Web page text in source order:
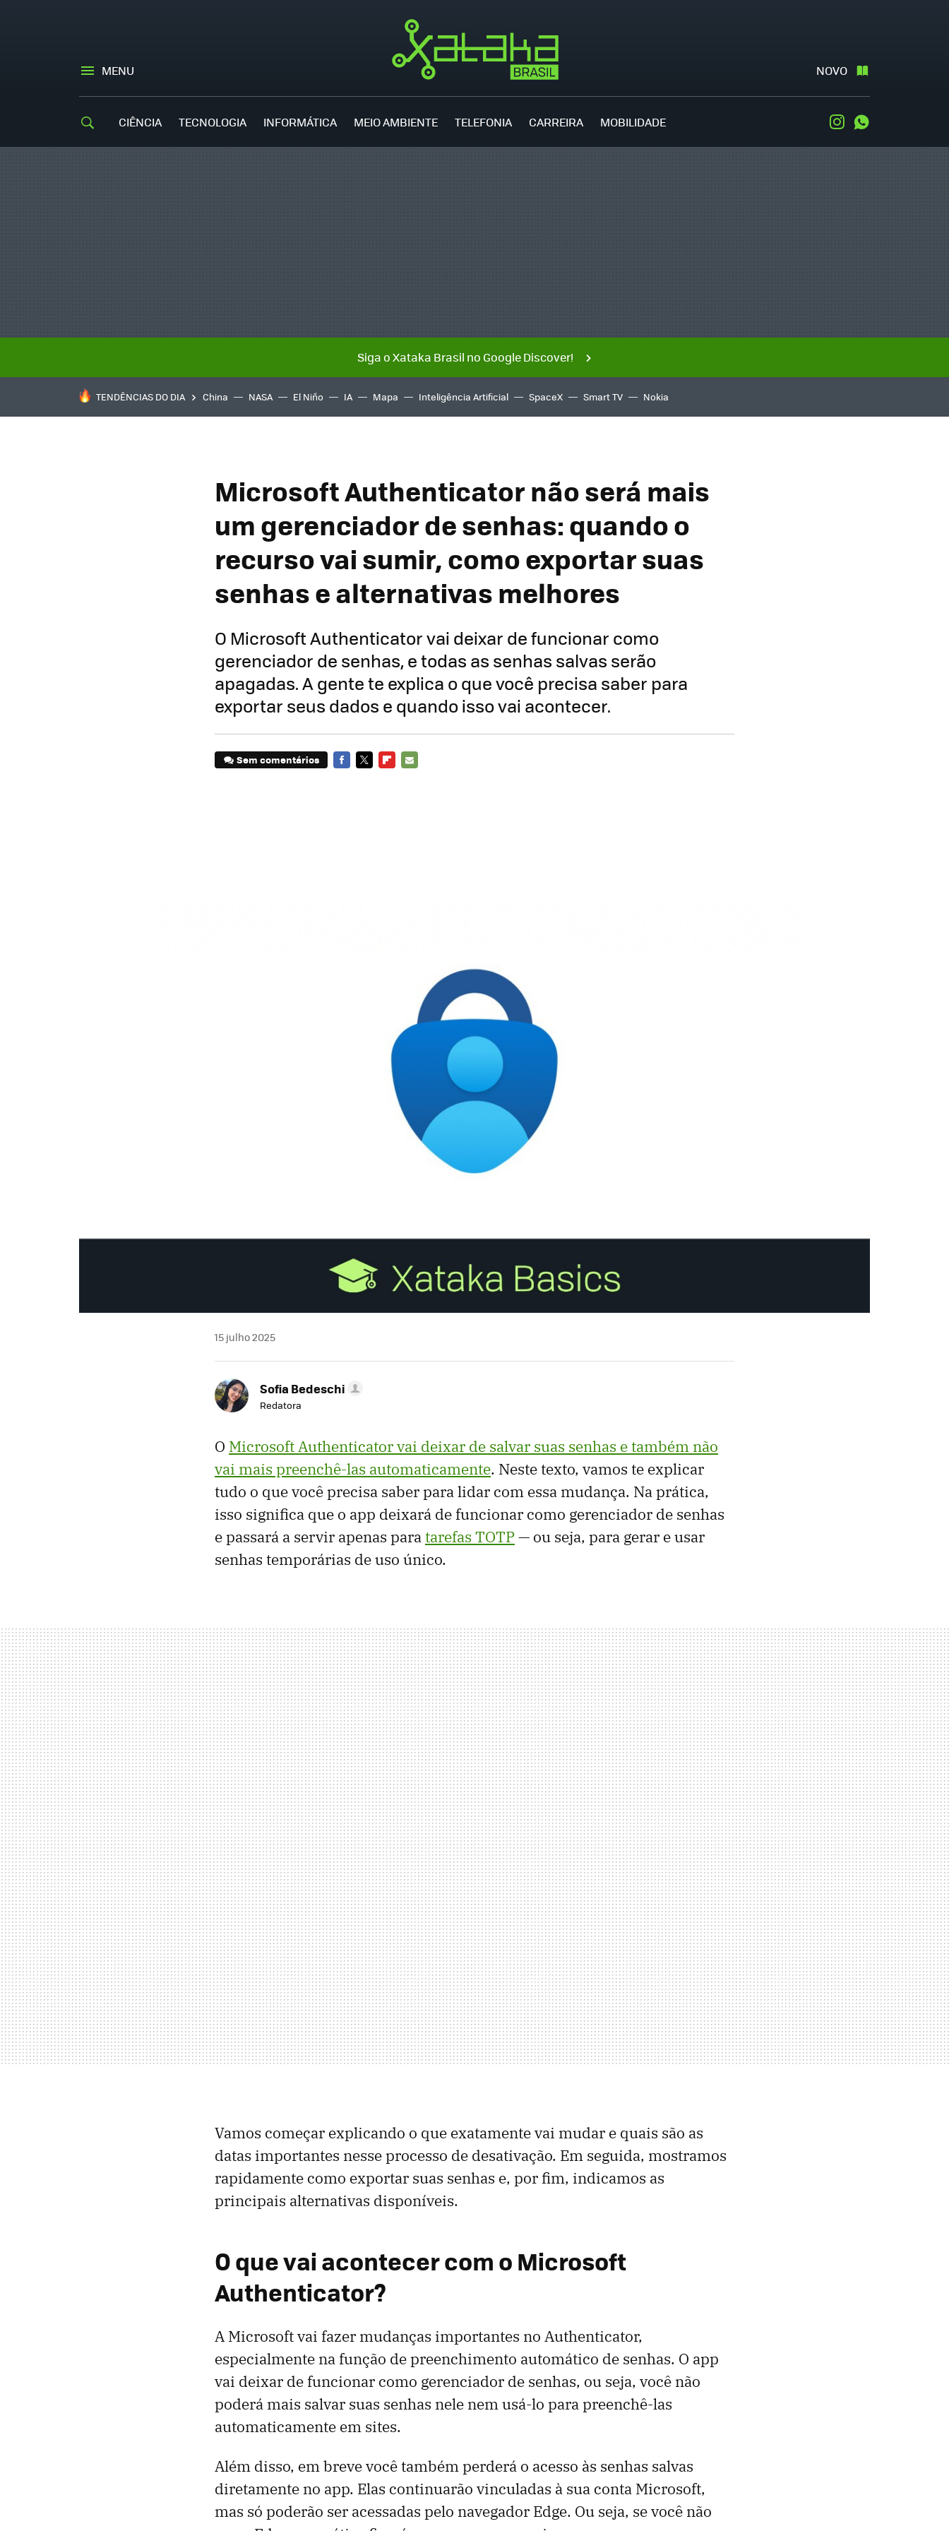
MENU NOVO
CIÊNCIA TECNOLOGIA INFORMÁTICA MEIO AMBIENTE TELEFONIA CARREIRA MOBILIDADE Instagram
Siga o Xataka Brasil no Google Discover!
TENDÊNCIAS DO DIA China NASA El Niño IA Mapa Inteligência Artificial SpaceX Smart TV Nokia
Microsoft Authenticator não será mais
um gerenciador de senhas: quando o
recurso vai sumir, como exportar suas
senhas e alternativas melhores
O Microsoft Authenticator vai deixar de funcionar como
gerenciador de senhas, e todas as senhas salvas serão
apagadas. A gente te explica o que você precisa saber para
exportar seus dados e quando isso vai acontecer.
Sem comentários
15 julho 2025
Sofia Bedeschi
Redatora
O Microsoft Authenticator vai deixar de salvar suas senhas e também não
vai mais preenchê-las automaticamente. Neste texto, vamos te explicar
tudo o que você precisa saber para lidar com essa mudança. Na prática,
isso significa que o app deixará de funcionar como gerenciador de senhas
e passará a servir apenas paratarefas TOTP — ou seja, para gerar e usar
senhas temporárias de uso único.
Vamos começar explicando o que exatamente vai mudar e quais são as
datas importantes nesse processo de desativação. Em seguida, mostramos
rapidamente como exportar suas senhas e, por fim, indicamos as
principais alternativas disponíveis.
O que vai acontecer com o Microsoft
Authenticator?
A Microsoft vai fazer mudanças importantes no Authenticator,
especialmente na função de preenchimento automático de senhas. O app
vai deixar de funcionar como gerenciador de senhas, ou seja, você não
poderá mais salvar suas senhas nele nem usá-lo para preenchê-las
automaticamente em sites.
Além disso, em breve você também perderá o acesso às senhas salvas
diretamente no app. Elas continuarão vinculadas à sua conta Microsoft,
mas só poderão ser acessadas pelo navegador Edge. Ou seja, se você não